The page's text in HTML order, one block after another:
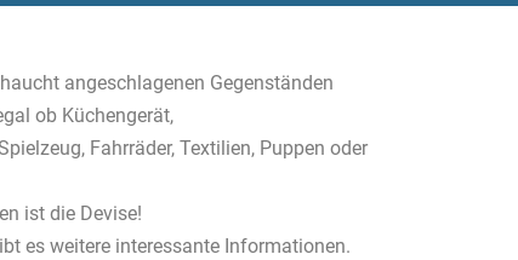
angeschlagenen Gegenständen
ob Küchengerät,
Fahrräder, Textilien, Puppen oder
ist die Devise!
es weitere interessante Informationen.